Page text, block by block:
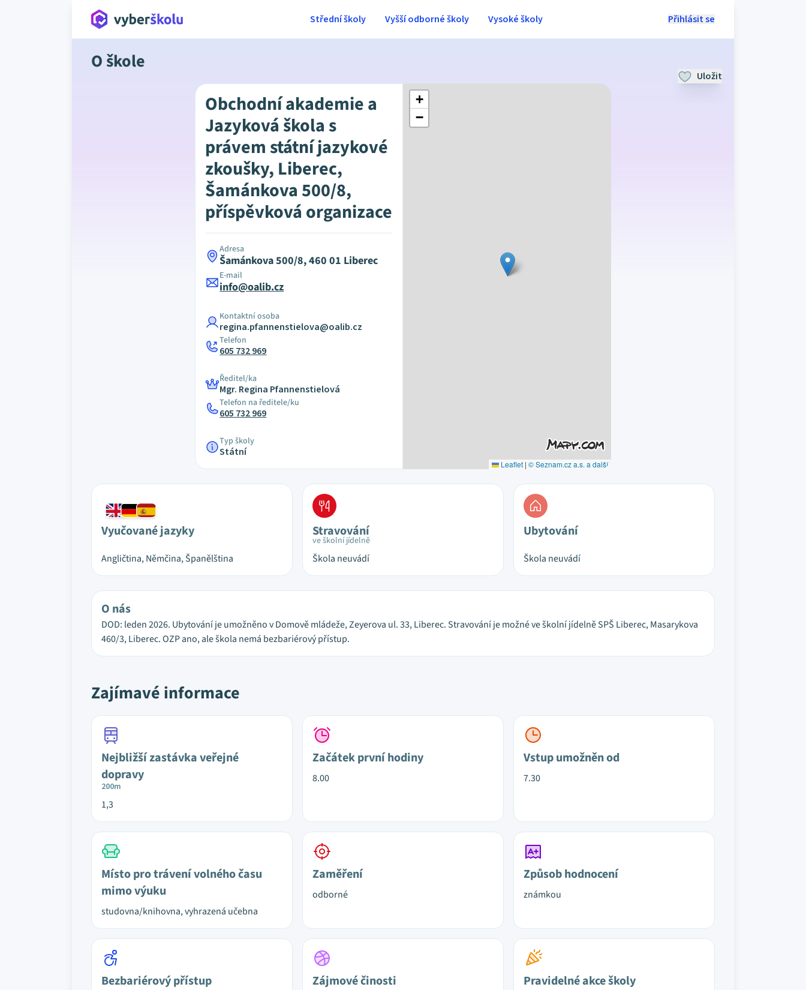
Přihlásit se
Střední školy Vyšší odborné školy Vysoké školy
O škole
Uložit
Obchodní akademie a
Jazyková škola s
právem státní jazykové
zkoušky, Liberec,
Šamánkova 500/8,
příspěvková organizace
Adresa
Šamánkova 500/8, 460 01 Liberec
E-mail
info@oalib.cz
Kontaktní osoba
regina.pfannenstielova@oalib.cz
Telefon
605 732 969
Ředitel/ka
Mgr. Regina Pfannenstielová
Telefon na ředitele/ku
605 732 969
Typ školy
Státní
+
−
Leaflet | © Seznam.cz a.s. a další
Vyučované jazyky
Angličtina, Němčina, Španělština
Stravování
ve školní jídelně
Škola neuvádí
Ubytování
Škola neuvádí
O nás
DOD: leden 2026. Ubytování je umožněno v Domově mládeže, Zeyerova ul. 33, Liberec. Stravování je možné ve školní jídelně SPŠ Liberec, Masarykova
460/3, Liberec. OZP ano, ale škola nemá bezbariérový přístup.
Zajímavé informace
Nejbližší zastávka veřejné
dopravy
200m
1,3
Začátek první hodiny
8.00
Vstup umožněn od
7.30
Místo pro trávení volného času
mimo výuku
studovna/knihovna, vyhrazená učebna
Zaměření
odborné
Způsob hodnocení
známkou
Bezbariérový přístup Zájmové činosti Pravidelné akce školy